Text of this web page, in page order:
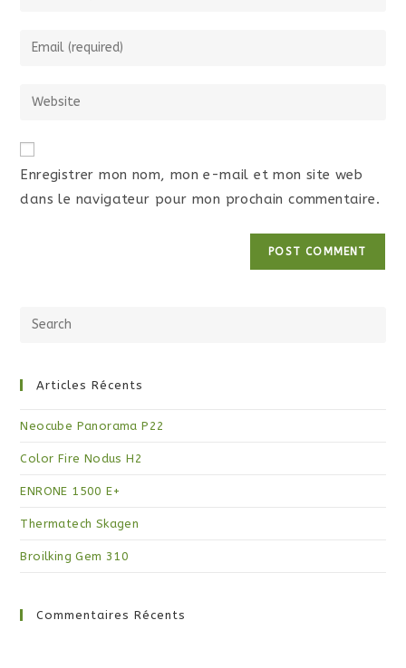
Enregistrer mon nom, mon e-mail et mon site web
dans le navigateur pour mon prochain commentaire.
Articles Récents
Neocube Panorama P22
Color Fire Nodus H2
ENRONE 1500 E+
Thermatech Skagen
Broilking Gem 310
Commentaires Récents